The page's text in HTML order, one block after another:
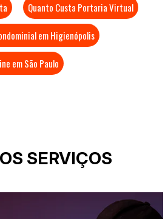
Quanto Custa Portaria Virtual
em Higienópolis
em São Paulo
SERVIÇOS